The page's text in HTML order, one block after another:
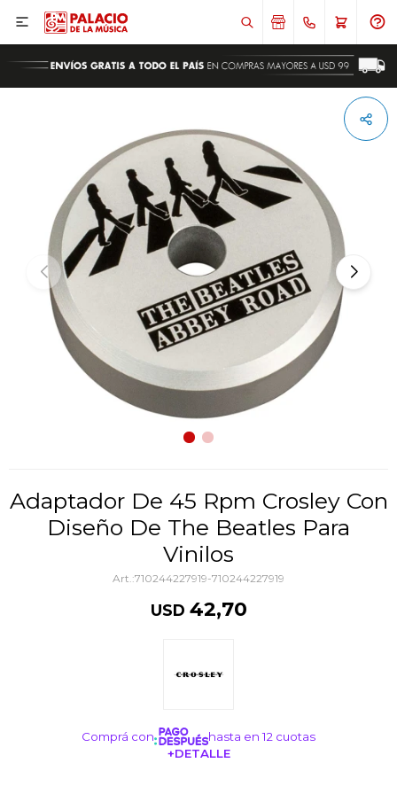

Adaptador De 45 Rpm Crosley Con
Diseño De The Beatles Para
Vinilos
710244227919-710244227919
USD 42,70
Comprá con
hasta en 12 cuotas
+DETALLE